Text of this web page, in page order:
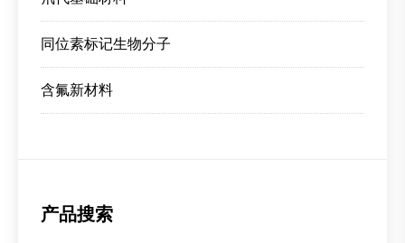
同位素标记生物分子
含氟新材料
产品搜索